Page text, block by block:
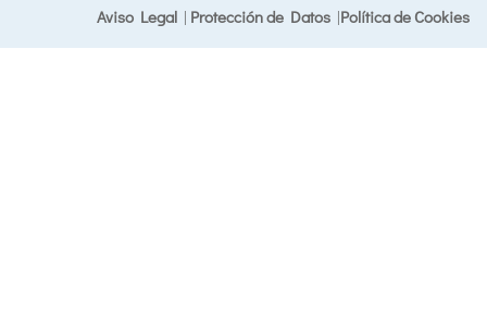
Aviso Legal| Protección de Datos|Política de Cookies